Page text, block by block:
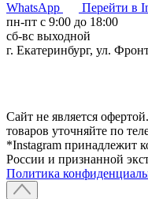
WhatsApp
Перейти в
пн-пт c 9:00 до 18:00
сб-вс выходной
г. Екатеринбург, ул.
Сайт не является
товаров уточняйте по
*Instagram принадлежит
России и признанной
Политика